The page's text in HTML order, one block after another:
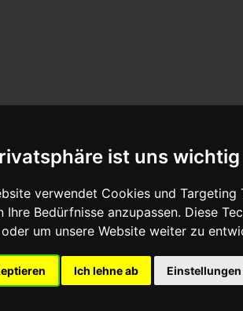
ist uns wichtig
verwendet Cookies und
Ihre Bedürfnisse anzupassen. Diese
um unsere Website weiter zu
Ich lehne ab